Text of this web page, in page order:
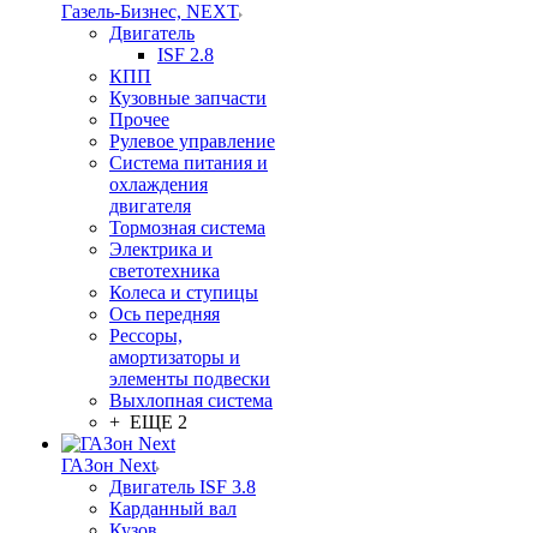
Газель-Бизнес, NEXT
Двигатель
ISF 2.8
КПП
Кузовные запчасти
Прочее
Рулевое управление
Система питания и
охлаждения
двигателя
Тормозная система
Электрика и
светотехника
Колеса и ступицы
Ось передняя
Рессоры,
амортизаторы и
элементы подвески
Выхлопная система
+ ЕЩЕ 2
ГАЗон Next
Двигатель ISF 3.8
Карданный вал